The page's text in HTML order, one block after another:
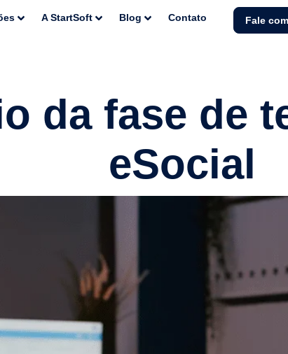
A StartSoft Blog Contato Fale
da fase de
eSocial